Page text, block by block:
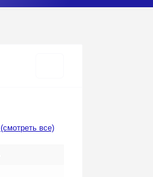
(смотреть все)